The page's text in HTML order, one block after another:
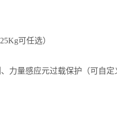
可任选）
力量感应元过载保护（可自定